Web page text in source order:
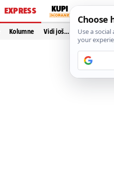
EXPRESS
Kolumne Vidi još…